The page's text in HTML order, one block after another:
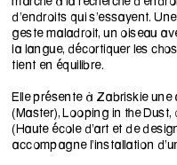
d’endroits qui s’essayent.
geste maladroit, un oiseau
la langue, décortiquer les
tient en équilibre.
Elle présente à Zabriskie
(Master), Looping in the
(Haute école d’art et de
accompagne l’installation